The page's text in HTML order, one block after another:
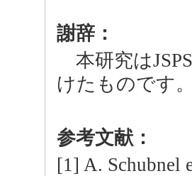
謝辞：
本研究は
けたものです
参考文献：
[1] A. Schubnel